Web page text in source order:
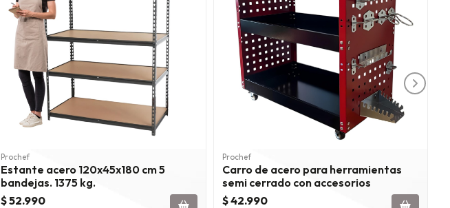
Prochef
Estante acero 120x45x180 cm 5
bandejas. 1375 kg.
$ 52.990
Prochef
Carro de acero para herramientas
semi cerrado con accesorios
$ 42.990